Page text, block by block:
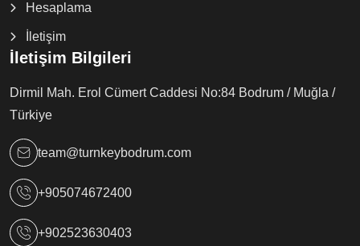
Hesaplama
İletişim
İletişim Bilgileri
Dirmil Mah. Erol Cümert Caddesi No:84 Bodrum / Muğla /
Türkiye
team@turnkeybodrum.com
+905074672400
+902523630403